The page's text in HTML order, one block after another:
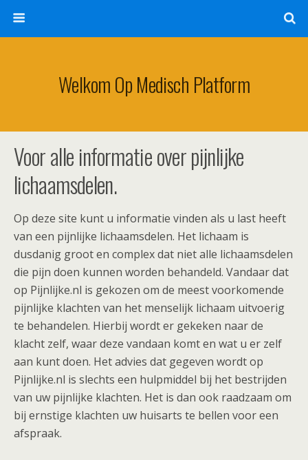
Welkom Op Medisch Platform
Voor alle informatie over pijnlijke
lichaamsdelen.
Op deze site kunt u informatie vinden als u last heeft
van een pijnlijke lichaamsdelen. Het lichaam is
dusdanig groot en complex dat niet alle lichaamsdelen
die pijn doen kunnen worden behandeld. Vandaar dat
op Pijnlijke.nl is gekozen om de meest voorkomende
pijnlijke klachten van het menselijk lichaam uitvoerig
te behandelen. Hierbij wordt er gekeken naar de
klacht zelf, waar deze vandaan komt en wat u er zelf
aan kunt doen. Het advies dat gegeven wordt op
Pijnlijke.nl is slechts een hulpmiddel bij het bestrijden
van uw pijnlijke klachten. Het is dan ook raadzaam om
bij ernstige klachten uw huisarts te bellen voor een
afspraak.